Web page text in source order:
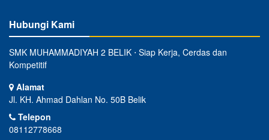
Hubungi Kami
SMK MUHAMMADIYAH 2 BELIK ⋅ Siap Kerja, Cerdas dan
Kompetitif
Alamat
Jl. KH. Ahmad Dahlan No. 50B Belik
Telepon
08112778668